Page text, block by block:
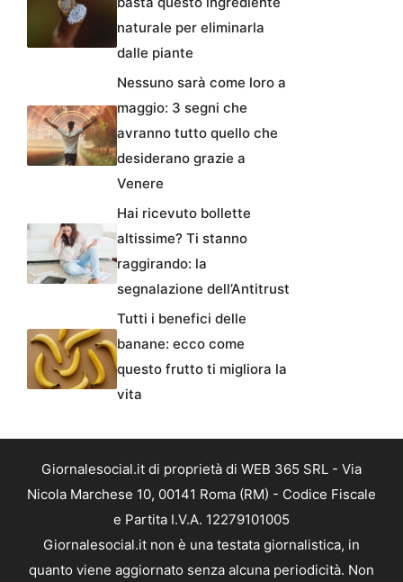
naturale per eliminarla
dalle piante
Nessuno sarà come loro a
maggio: 3 segni che
avranno tutto quello che
desiderano grazie a
Venere
Hai ricevuto bollette
altissime? Ti stanno
raggirando: la
segnalazione dell’Antitrust
Tutti i benefici delle
banane: ecco come
questo frutto ti migliora la
vita
Giornalesocial.it di proprietà di WEB 365 SRL - Via
Nicola Marchese 10, 00141 Roma (RM) - Codice Fiscale
e Partita I.V.A. 12279101005
Giornalesocial.it non è una testata giornalistica, in
quanto viene aggiornato senza alcuna periodicità. Non